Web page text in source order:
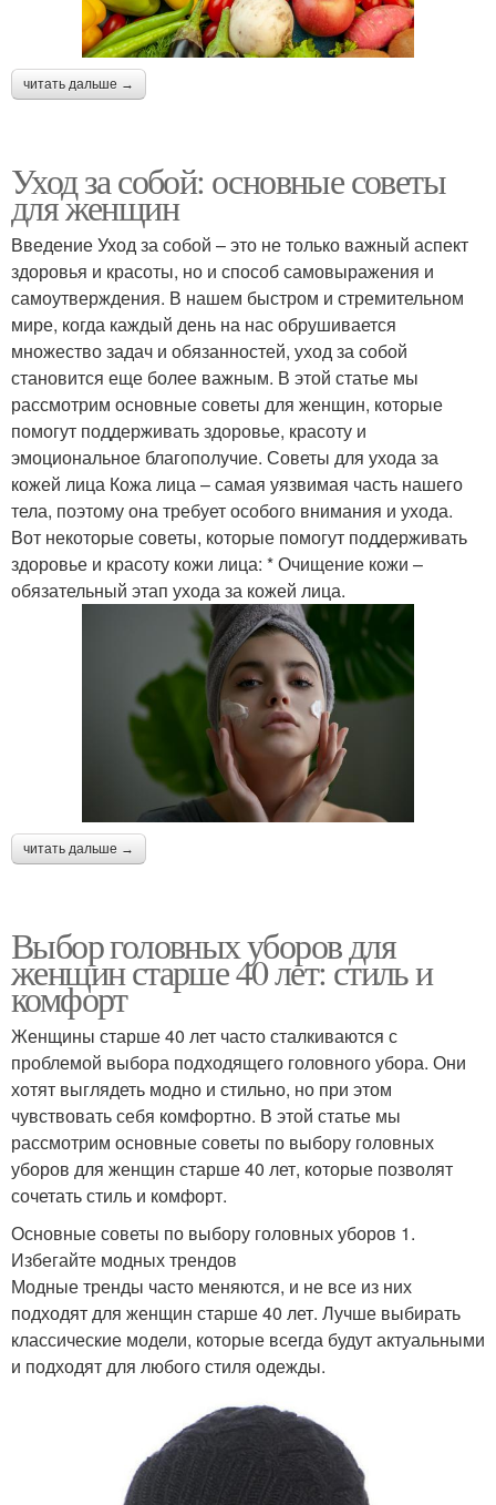
читать дальше →
Уход за собой: основные советы
для женщин
Введение Уход за собой – это не только важный аспект
здоровья и красоты, но и способ самовыражения и
самоутверждения. В нашем быстром и стремительном
мире, когда каждый день на нас обрушивается
множество задач и обязанностей, уход за собой
становится еще более важным. В этой статье мы
рассмотрим основные советы для женщин, которые
помогут поддерживать здоровье, красоту и
эмоциональное благополучие. Советы для ухода за
кожей лица Кожа лица – самая уязвимая часть нашего
тела, поэтому она требует особого внимания и ухода.
Вот некоторые советы, которые помогут поддерживать
здоровье и красоту кожи лица: * Очищение кожи –
обязательный этап ухода за кожей лица.
читать дальше →
Выбор головных уборов для
женщин старше 40 лет: стиль и
комфорт
Женщины старше 40 лет часто сталкиваются с
проблемой выбора подходящего головного убора. Они
хотят выглядеть модно и стильно, но при этом
чувствовать себя комфортно. В этой статье мы
рассмотрим основные советы по выбору головных
уборов для женщин старше 40 лет, которые позволят
сочетать стиль и комфорт.
Основные советы по выбору головных уборов 1.
Избегайте модных трендов
Модные тренды часто меняются, и не все из них
подходят для женщин старше 40 лет. Лучше выбирать
классические модели, которые всегда будут актуальными
и подходят для любого стиля одежды.